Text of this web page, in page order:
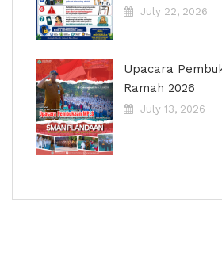
July 22, 2026
Upacara
Ramah 2026
July 13, 2026